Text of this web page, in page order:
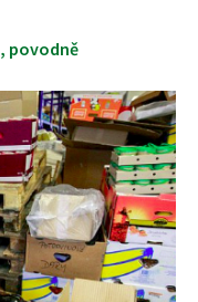
, povodně